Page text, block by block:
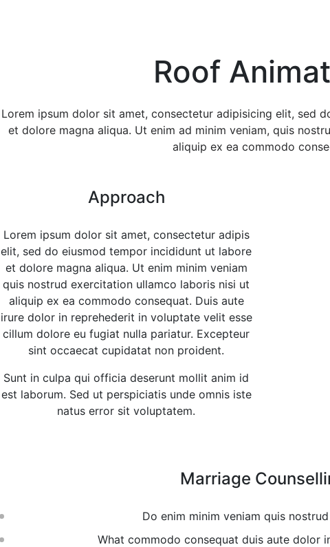
Roof
Lorem ipsum dolor sit amet, consectetur adipisicing elit, sed
et dolore magna aliqua. Ut enim ad minim veniam, quis
aliquip ex ea commodo
Approach
Lorem ipsum dolor sit amet, consectetur adipis
elit, sed do eiusmod tempor incididunt ut labore
et dolore magna aliqua. Ut enim minim veniam
quis nostrud exercitation ullamco laboris nisi ut
aliquip ex ea commodo consequat. Duis aute
irure dolor in reprehederit in voluptate velit esse
cillum dolore eu fugiat nulla pariatur. Excepteur
sint occaecat cupidatat non proident.
Sunt in culpa qui officia deserunt mollit anim id
est laborum. Sed ut perspiciatis unde omnis iste
natus error sit voluptatem.
Marriage
Do enim minim veniam quis
What commodo consequat duis aute dolor